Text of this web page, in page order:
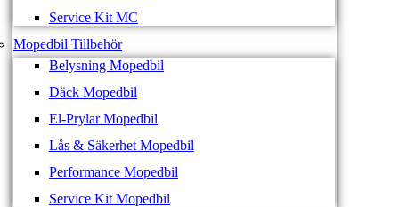
Service Kit MC
Mopedbil Tillbehör
Belysning Mopedbil
Däck Mopedbil
El-Prylar Mopedbil
Lås & Säkerhet Mopedbil
Performance Mopedbil
Service Kit Mopedbil